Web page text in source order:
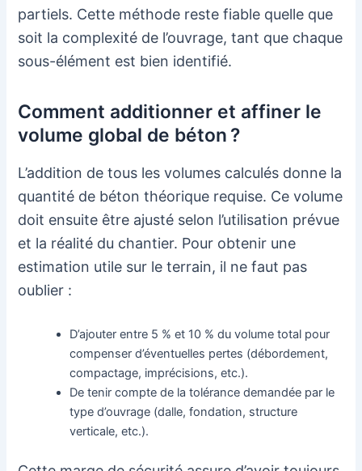
partiels. Cette méthode reste fiable quelle que
soit la complexité de l’ouvrage, tant que chaque
sous-élément est bien identifié.
Comment additionner et affiner le
volume global de béton ?
L’addition de tous les volumes calculés donne la
quantité de béton théorique requise. Ce volume
doit ensuite être ajusté selon l’utilisation prévue
et la réalité du chantier. Pour obtenir une
estimation utile sur le terrain, il ne faut pas
oublier :
D’ajouter entre 5 % et 10 % du volume total pour
compenser d’éventuelles pertes (débordement,
compactage, imprécisions, etc.).
De tenir compte de la tolérance demandée par le
type d’ouvrage (dalle, fondation, structure
verticale, etc.).